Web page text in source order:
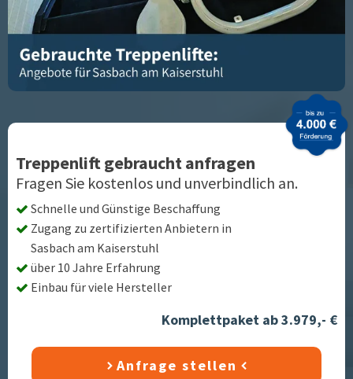
Treppenlift gebraucht anfragen
Fragen Sie kostenlos und unverbindlich an.
Schnelle und Günstige Beschaffung
Zugang zu zertifizierten Anbietern in
Sasbach am Kaiserstuhl
über 10 Jahre Erfahrung
Einbau für viele Hersteller
Komplettpaket ab 3.979,- €
Anfrage stellen